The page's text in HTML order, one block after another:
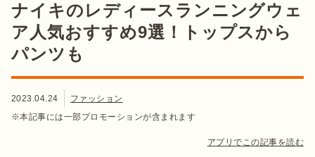
ナイキのレディースランニングウェ
ア人気おすすめ9選！トップスから
パンツも
2023.04.24
ファッション
※本記事には一部プロモーションが含まれます
アプリでこの記事を読む